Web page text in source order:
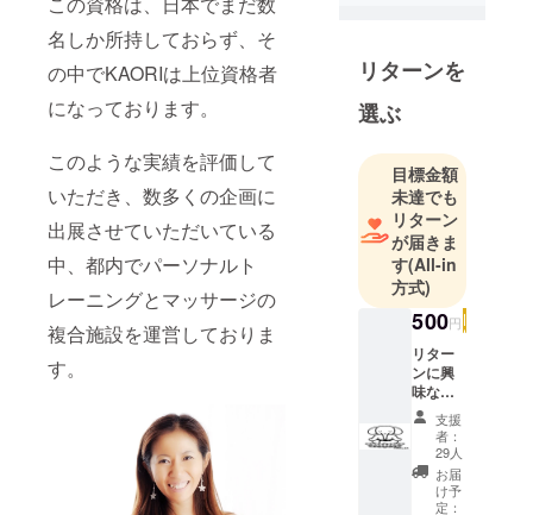
名しか所持しておらず、そ
の中でKAORIは上位資格者
になっております。
このような実績を評価して
いただき、数多くの企画に
出展させていただいている
中、都内でパーソナルト
レーニングとマッサージの
複合施設を運営しておりま
す。
ズヨガ指導
者、AFAAエ
アロビク
ビクス、ス
テップ、
パーソナル
トレー
ナー、タイ
政府公認タ
イ古式マッ
サージセラ
ピスト、ハ
ワイロミロ
ミセラピス
ト、中国ス
イナセラピ
スト、健康
リターンを
選ぶ
目標金額
未達でも
リターン
が届きま
す(All-in
方式)
500円
リター
ンに興
味ない
けど支
援して
あげよ
うか
な！と
いう方
支援
者：
29人
お届
け予
定：